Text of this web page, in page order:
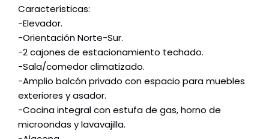
Características:
-Elevador.
-Orientación Norte-Sur.
-2 cajones de estacionamiento techado.
-Sala/comedor climatizado.
-Amplio balcón privado con espacio para muebles
exteriores y asador.
-Cocina integral con estufa de gas, horno de
microondas y lavavajilla.